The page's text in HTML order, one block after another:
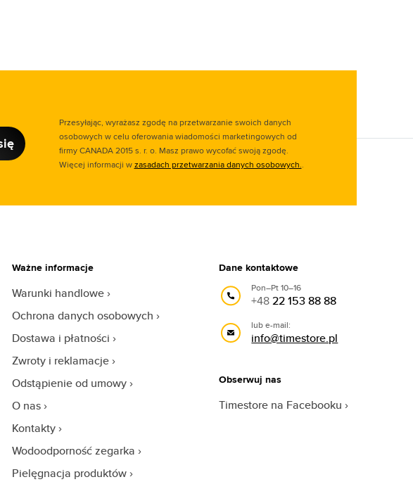
Przesyłając, wyrażasz zgodę na przetwarzanie swoich danych
osobowych w celu oferowania wiadomości marketingowych od
firmy CANADA 2015 s. r. o. Masz prawo wycofać swoją zgodę.
Więcej informacji wzasadach przetwarzania danych osobowych..
Ważne informacje
Warunki handlowe
Ochrona danych osobowych
Dostawa i płatności
Zwroty i reklamacje
Odstąpienie od umowy
O nas
Kontakty
Wodoodporność zegarka
Pielęgnacja produktów
Dane kontaktowe
Pon–Pt 10–16
+4822 153 88 88
lub e-mail:
info@timestore.pl
Obserwuj nas
Timestore na Facebooku